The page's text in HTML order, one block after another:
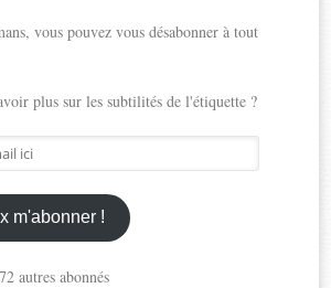
vous pouvez vous désabonner à tout
plus sur les subtilités de l'étiquette ?
m'abonner !
autres abonnés